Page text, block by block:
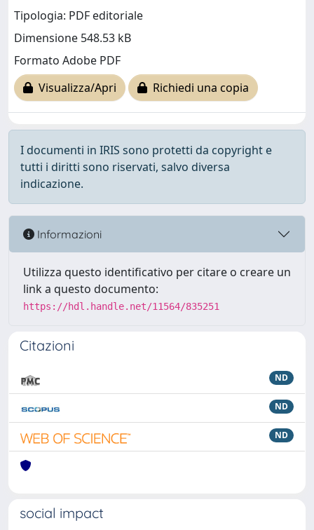
Tipologia: PDF editoriale
Dimensione 548.53 kB
Formato Adobe PDF
Visualizza/Apri
Richiedi una copia
I documenti in IRIS sono protetti da copyright e
tutti i diritti sono riservati, salvo diversa
indicazione.
Informazioni
Utilizza questo identificativo per citare o creare un
link a questo documento:
https://hdl.handle.net/11564/835251
Citazioni
ND
ND
ND
social impact